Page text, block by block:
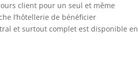
client pour un seul et même
l’hôtellerie de bénéficier
et surtout complet est disponible en